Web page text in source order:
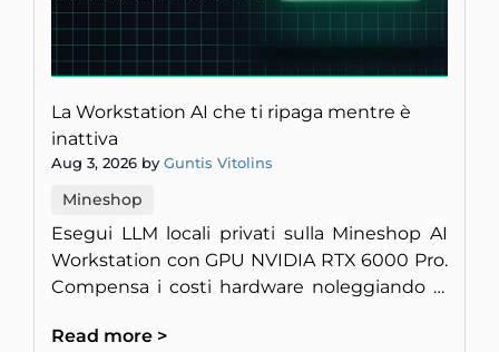
La Workstation AI che ti ripaga mentre è
inattiva
Aug 3, 2026 by Guntis Vitolins
Mineshop
Esegui LLM locali privati sulla Mineshop AI
Workstation con GPU NVIDIA RTX 6000 Pro.
Compensa i costi hardware noleggiando la
Read more >